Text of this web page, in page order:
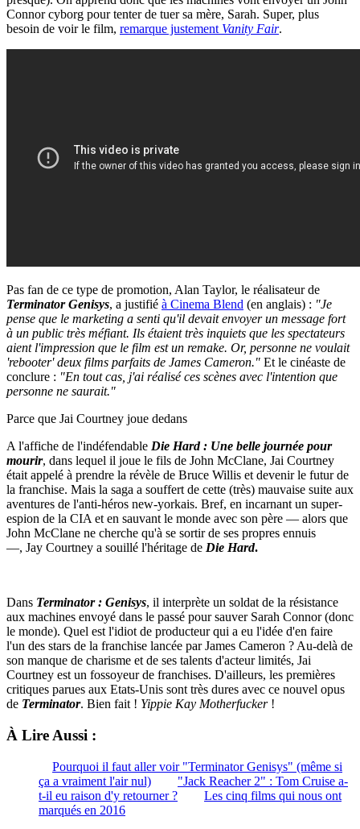
Connor cyborg pour tenter de tuer sa mère, Sarah. Super, plus
besoin de voir le film, remarque justement Vanity Fair.
Pas fan de ce type de promotion, Alan Taylor, le réalisateur de
Terminator Genisys, a justifié à Cinema Blend (en anglais) : "Je
pense que le marketing a senti qu'il devait envoyer un message fort
à un public très méfiant. Ils étaient très inquiets que les spectateurs
aient l'impression que le film est un remake. Or, personne ne voulait
'rebooter' deux films parfaits de James Cameron." Et le cinéaste de
conclure : "En tout cas, j'ai réalisé ces scènes avec l'intention que
personne ne saurait."
Parce que Jai Courtney joue dedans
A l'affiche de l'indéfendable Die Hard : Une belle journée pour
mourir, dans lequel il joue le fils de John McClane, Jai Courtney
était appelé à prendre la révèle de Bruce Willis et devenir le futur de
la franchise. Mais la saga a souffert de cette (très) mauvaise suite aux
aventures de l'anti-héros new-yorkais. Bref, en incarnant un super-
espion de la CIA et en sauvant le monde avec son père — alors que
John McClane ne cherche qu'à se sortir de ses propres ennuis
—, Jay Courtney a souillé l'héritage de Die Hard.
Dans Terminator : Genisys, il interprète un soldat de la résistance
aux machines envoyé dans le passé pour sauver Sarah Connor (donc
le monde). Quel est l'idiot de producteur qui a eu l'idée d'en faire
l'un des stars de la franchise lancée par James Cameron ? Au-delà de
son manque de charisme et de ses talents d'acteur limités, Jai
Courtney est un fossoyeur de franchises. D'ailleurs, les premières
critiques parues aux Etats-Unis sont très dures avec ce nouvel opus
de Terminator. Bien fait ! Yippie Kay Motherfucker!
À Lire Aussi :
Pourquoi il faut aller voir "Terminator Genisys" (même si
ça a vraiment l'air nul)
"Jack Reacher 2" : Tom Cruise a-
t-il eu raison d'y retourner ?
Les cinq films qui nous ont
marqués en 2016